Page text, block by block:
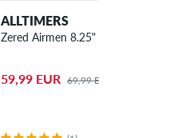
ALLTIMERS
Zered Airmen 8.25" Planche de
59,99 EUR 69,99 EUR